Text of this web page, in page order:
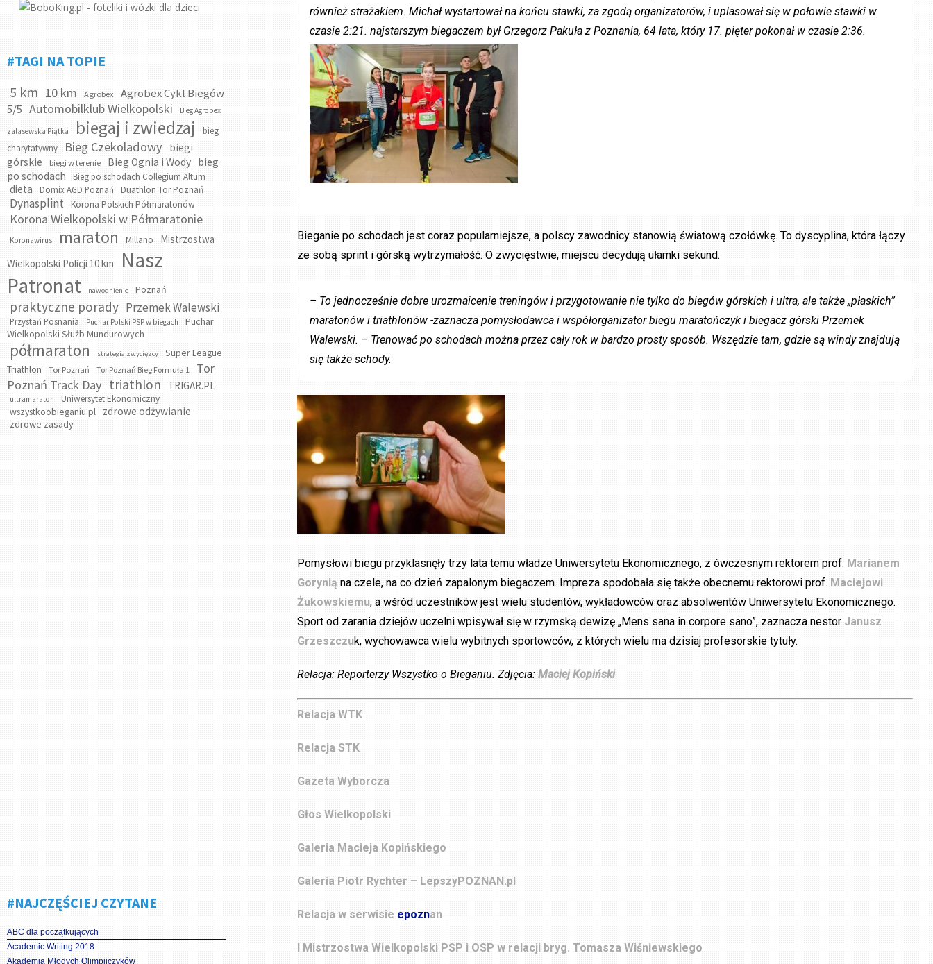
#TAGI NA TOPIE
5 km 10 km Agrobex
Agrobex Cykl Biegów
5/5 Automobilklub Wielkopolski Bieg Agrobex
zalasewska Piątka biegaj i zwiedzaj
bieg
charytatywny
Bieg Czekoladowy
biegi
górskie
biegi w terenie Bieg Ognia i Wody bieg
po schodach
Bieg po schodach Collegium Altum
dieta Domix AGD Poznań Duathlon Tor Poznań
Dynasplint Korona Polskich Półmaratonów
Korona Wielkopolski w Półmaratonie
Koronawirus maraton Millano
Mistrzostwa
Wielkopolski Policji 10 km
Nasz
Patronat
nawodnienie Poznań
praktyczne porady Przemek Walewski
Przystań Posnania Puchar Polski PSP w biegach
Puchar
Wielkopolski Służb Mundurowych
półmaraton strategia zwycięzcy
Super League
Triathlon
Tor Poznań Tor Poznań Bieg Formuła 1
Tor
Poznań Track Day triathlon TRIGAR.PL
ultramaraton Uniwersytet Ekonomiczny
wszystkoobieganiu.pl zdrowe odżywianie
zdrowe zasady
#NAJCZĘŚCIEJ CZYTANE
ABC dla początkujących
Academic Writing 2018
Akademia Młodych Olimpijczyków
również strażakiem. Michał wystartował na końcu stawki, za zgodą organizatorów, i uplasował się w połowie stawki w
czasie 2:21. najstarszym biegaczem był Grzegorz Pakuła z Poznania, 64 lata, który 17. pięter pokonał w czasie 2:36.
Bieganie po schodach jest coraz popularniejsze, a polscy zawodnicy stanowią światową czołówkę. To dyscyplina, która łączy
ze sobą sprint i górską wytrzymałość. O zwycięstwie, miejscu decydują ułamki sekund.
– To jednocześnie dobre urozmaicenie treningów i przygotowanie nie tylko do biegów górskich i ultra, ale także „płaskich”
maratonów i triathlonów -zaznacza pomysłodawca i współorganizator biegu maratończyk i biegacz górski Przemek
Walewski. – Trenować po schodach można przez cały rok w bardzo prosty sposób. Wszędzie tam, gdzie są windy znajdują
się także schody.
Pomysłowi biegu przyklasnęły trzy lata temu władze Uniwersytetu Ekonomicznego, z ówczesnym rektorem prof. Marianem
Gorynią na czele, na co dzień zapalonym biegaczem. Impreza spodobała się także obecnemu rektorowi prof. Maciejowi
Żukowskiemu, a wśród uczestników jest wielu studentów, wykładowców oraz absolwentów Uniwersytetu Ekonomicznego.
Sport od zarania dziejów uczelni wpisywał się w rzymską dewizę „Mens sana in corpore sano”, zaznacza nestorJanusz
Grzeszczuk, wychowawca wielu wybitnych sportowców, z których wielu ma dzisiaj profesorskie tytuły.
Relacja: Reporterzy Wszystko o Bieganiu. Zdjęcia: Maciej Kopiński
Relacja WTK
Relacja STK
Gazeta Wyborcza
Głos Wielkopolski
Galeria Macieja Kopińskiego
Galeria Piotr Rychter – LepszyPOZNAN.pl
Relacja w serwisie epoznan
I Mistrzostwa Wielkopolski PSP i OSP w relacji bryg. Tomasza Wiśniewskiego